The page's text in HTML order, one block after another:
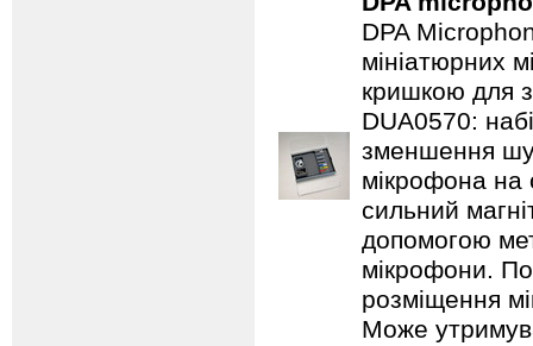
DPA
мініатюрних
кришкою для
DUA0570:
зменшення
мікрофона на
сильний
допомогою
мікрофони.
розміщення
Може